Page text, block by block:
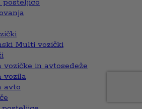
Multi vozički
vozičke in avtosedeže
vozila
avto